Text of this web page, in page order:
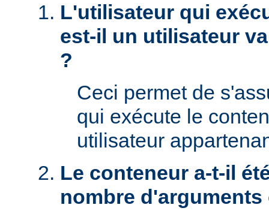
L'utilisateur qui
est-il un utilisateur
?
Ceci permet de
qui exécute le
utilisateur
Le conteneur a-t-il
nombre